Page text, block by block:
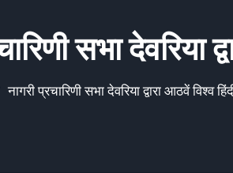
सभा
नागरी प्रचारिणी सभा देवरिया द्वारा आठवें